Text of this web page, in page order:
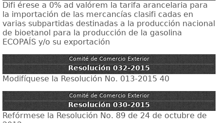
Difi érese a 0% ad valórem la tarifa arancelaria para
la importación de las mercancías clasifi cadas en
varias subpartidas destinadas a la producción nacional
de bioetanol para la producción de la gasolina
ECOPAÍS y/o su exportación
Comité de Comercio Exterior
Resolución 032-2015
Modifíquese la Resolución No. 013-2015 40
Comité de Comercio Exterior
Resolución 030-2015
Refórmese la Resolución No. 89 de 24 de octubre de